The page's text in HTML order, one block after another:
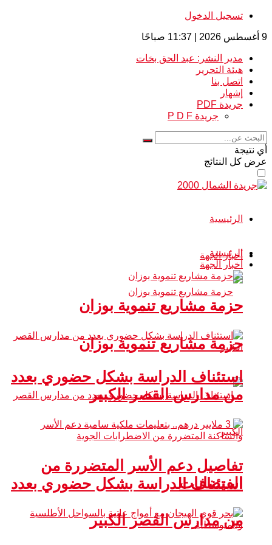
تسجيل الدخول
9 أغسطس 2026 | 11:37 صباحًا
مدير النشر: عبد الحق بخات
هيئة التحرير
اتصل بنا
إشهار
جريدة PDF
جريدة P D F
أي نتيجة
عرض كل النتائج
الرئيسية
أخبار الجهة
حزمة مشاريع تنموية بوزان
استئناف الدراسة بشكل حضوري بعدد
من مدارس القصر الكبير
الرئيسية
أخبار الجهة
حزمة مشاريع تنموية بوزان
استئناف الدراسة بشكل حضوري بعدد
من مدارس القصر الكبير
تفاصيل دعم الأسر المتضررة من
الفيضانات